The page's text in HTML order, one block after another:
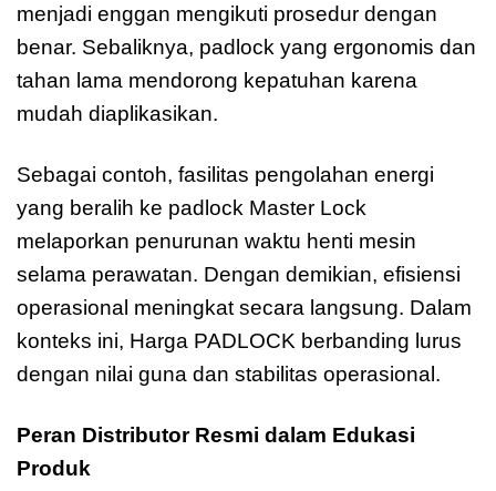
menjadi enggan mengikuti prosedur dengan
benar. Sebaliknya, padlock yang ergonomis dan
tahan lama mendorong kepatuhan karena
mudah diaplikasikan.
Sebagai contoh, fasilitas pengolahan energi
yang beralih ke padlock Master Lock
melaporkan penurunan waktu henti mesin
selama perawatan. Dengan demikian, efisiensi
operasional meningkat secara langsung. Dalam
konteks ini, Harga PADLOCK berbanding lurus
dengan nilai guna dan stabilitas operasional.
Peran Distributor Resmi dalam Edukasi
Produk